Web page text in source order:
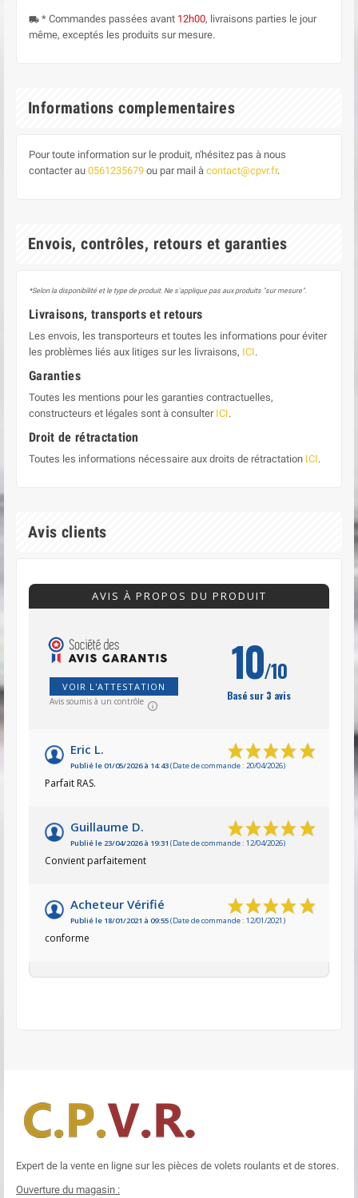
local_shipping * Commandes passées avant 12h00, livraisons parties le jour
même, exceptés les produits sur mesure.
Informations complementaires
Pour toute information sur le produit, n'hésitez pas à nous
contacter au 0561235679 ou par mail à contact@cpvr.fr.
Envois, contrôles, retours et garanties
*Selon la disponibilité et le type de produit. Ne s'applique pas aux produits "sur mesure".
Livraisons, transports et retours
Les envois, les transporteurs et toutes les informations pour éviter
les problèmes liés aux litiges sur les livraisons, ICI.
Garanties
Toutes les mentions pour les garanties contractuelles,
constructeurs et légales sont à consulter ICI.
Droit de rétractation
Toutes les informations nécessaire aux droits de rétractation ICI.
Avis clients
AVIS À PROPOS DU PRODUIT
VOIR L'ATTESTATION
Avis soumis à un contrôle
10/10
Basé sur 3 avis
Eric L.
Publié le 01/05/2026 à 14:43(Date de commande : 20/04/2026)
Parfait RAS.
Guillaume D.
Publié le 23/04/2026 à 19:31 (Date de commande : 12/04/2026)
Convient parfaitement
Acheteur Vérifié
Publié le 18/01/2021 à 09:55(Date de commande : 12/01/2021)
conforme
Expert de la vente en ligne sur les pièces de volets roulants et de stores.
Ouverture du magasin :